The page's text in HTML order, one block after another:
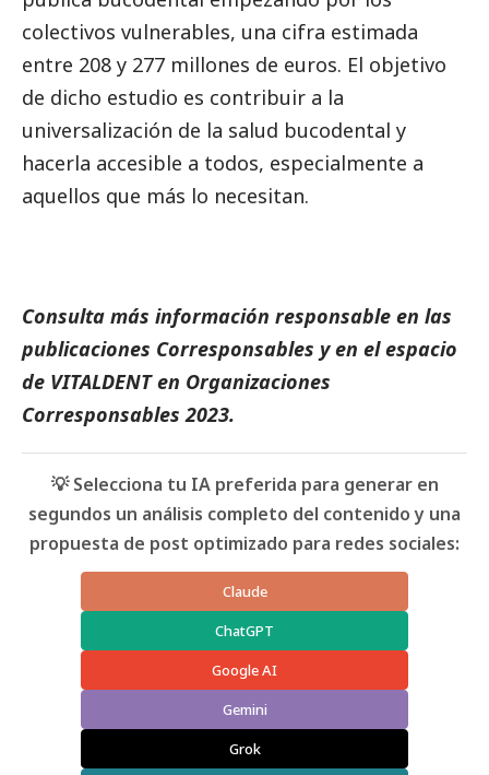
colectivos vulnerables, una cifra estimada
entre 208 y 277 millones de euros. El objetivo
de dicho estudio es contribuir a la
universalización de la salud bucodental y
hacerla accesible a todos, especialmente a
aquellos que más lo necesitan.
Consulta más información responsable en las
publicaciones Corresponsables y en el espacio
de VITALDENT en Organizaciones
Corresponsables 2023.
💡 Selecciona tu IA preferida para generar en
segundos un análisis completo del contenido y una
propuesta de post optimizado para redes sociales:
Claude
ChatGPT
Google AI
Gemini
Grok